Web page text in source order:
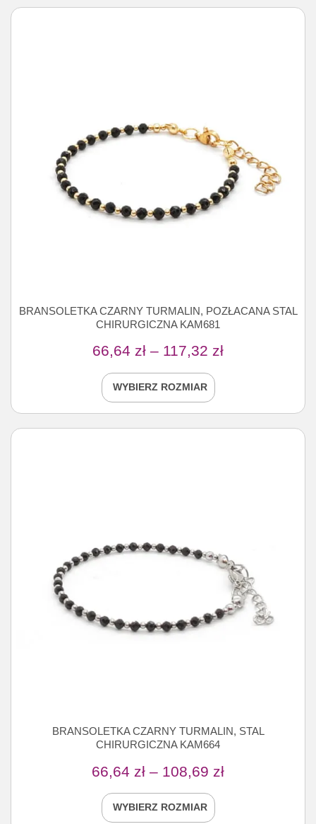
BRANSOLETKA CZARNY TURMALIN, POZŁACANA STAL
CHIRURGICZNA KAM681
66,64 zł – 117,32 zł
WYBIERZ ROZMIAR
BRANSOLETKA CZARNY TURMALIN, STAL
CHIRURGICZNA KAM664
66,64 zł – 108,69 zł
WYBIERZ ROZMIAR